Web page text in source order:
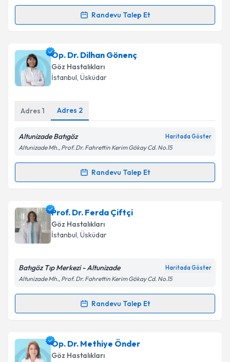
kapsamda işlenmesini kabul ediyorum.
Randevu Talep Et
Randevu Takvimi Talebi
Op. Dr. Mehmet Kay için randevu takvimi talebi
oluşturun. Size bu uzmandan randevu almanız için bir
takvim hazırlandığında e-posta ile bilgilendireceğiz.
Kişisel verilerimin işlenmesine ilişkinAydınlatma
kapsamda işlenmesini kabul ediyorum.
Op. Dr. Dilhan Gönenç
Göz Hastalıkları
İstanbul, Üsküdar
Adres 1 Adres 2
Altunizade Batıgöz Haritada Göster
Altunizade Mh., Prof. Dr. Fahrettin Kerim Gökay Cd. No.15
Randevu Talep Et
Randevu Takvimi Talebi
Op. Dr. Dilhan Gönençiçin randevu takvimi talebi
oluşturun. Size bu uzmandan randevu almanız için bir
takvim hazırlandığında e-posta ile bilgilendireceğiz.
Kişisel verilerimin işlenmesine ilişkin
Metni'ni okudum ve kişisel verilerimin belirtilen
Takvim Talebini Gönder
Prof. Dr. Ferda Çiftçi
Göz Hastalıkları
İstanbul, Üsküdar
Batıgöz Tıp Merkezi - Altunizade Haritada Göster
Altunizade Mh., Prof. Dr. Fahrettin Kerim Gökay Cd. No.15
Randevu Talep Et
Randevu Takvimi Talebi
Prof. Dr. Ferda Çiftçiiçin randevu takvimi talebi
oluşturun. Size bu uzmandan randevu almanız için bir
Op. Dr. Methiye Önder
Göz Hastalıkları